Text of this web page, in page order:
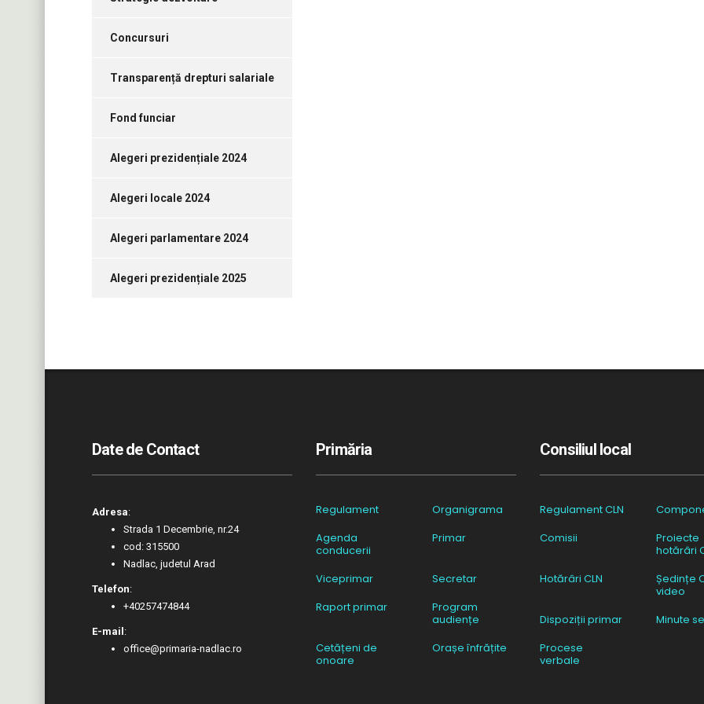
Concursuri
Transparență drepturi salariale
Fond funciar
Alegeri prezidențiale 2024
Alegeri locale 2024
Alegeri parlamentare 2024
Alegeri prezidențiale 2025
Date de Contact
Adresa:
Strada 1 Decembrie, nr.24
cod: 315500
Nadlac, judetul Arad
Telefon:
+40257474844
E-mail :
office@primaria-nadlac.ro
Primăria
Regulament
Organigrama
Agenda
conducerii
Primar
Viceprimar
Secretar
Raport primar
Program
audiențe
Cetățeni de
onoare
Orașe înfrățite
Consiliul local
Regulament CLN
Comisii
Proiecte
hotărâri
Hotărâri CLN
Ședințe
video
Dispoziții primar
Minute
Procese
verbale